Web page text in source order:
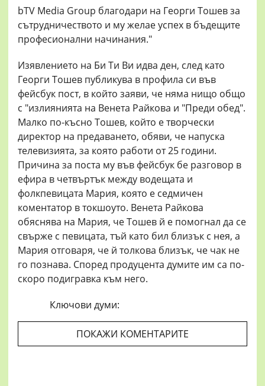
bTV Media Group благодари на Георги Тошев за
сътрудничеството и му желае успех в бъдещите
професионални начинания."
Изявлението на Би Ти Ви идва ден, след като
Георги Тошев публикува в профила си във
фейсбук пост, в който заяви, че няма нищо общо
с "излиянията на Венета Райкова и "Преди обед".
Малко по-късно Тошев, който е творчески
директор на предаването, обяви, че напуска
телевизията, за която работи от 25 години.
Причина за поста му във фейсбук бе разговор в
ефира в четвъртък между водещата и
фолкпевицата Мария, която е седмичен
коментатор в токшоуто. Венета Райкова
обяснява на Мария, че Тошев й е помогнал да се
свърже с певицата, тъй като бил близък с нея, а
Мария отговаря, че й толкова близък, че чак не
го познава. Според продуцента думите им са по-
скоро подигравка към него.
Ключови думи:
ПОКАЖИ КОМЕНТАРИТЕ